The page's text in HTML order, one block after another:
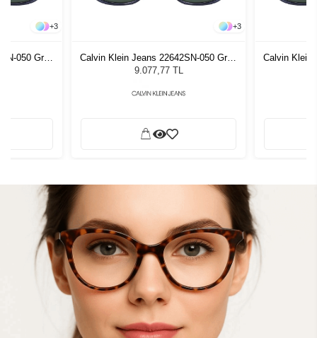
+3
050 Gray
+3
Calvin Klein Jeans 22642SN-050 Gray
Erkek Güneş Gözlüğü
9.077,77 TL
Calvin Klein